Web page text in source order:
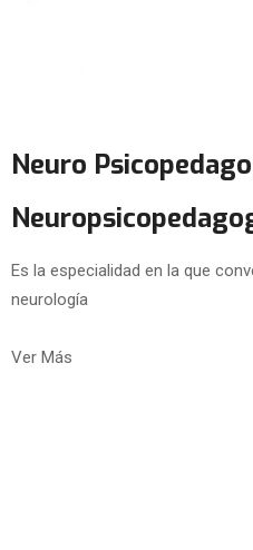
Neuro
Es la especialidad en la que
neurología
Ver Más